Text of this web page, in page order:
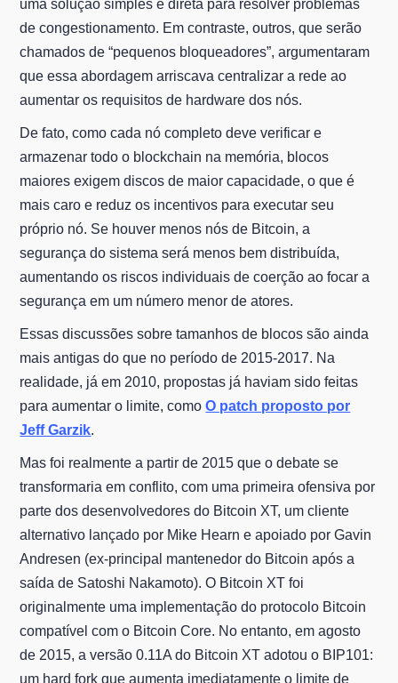
uma solução simples e direta para resolver problemas
de congestionamento. Em contraste, outros, que serão
chamados de “pequenos bloqueadores”, argumentaram
que essa abordagem arriscava centralizar a rede ao
aumentar os requisitos de hardware dos nós.
De fato, como cada nó completo deve verificar e
armazenar todo o blockchain na memória, blocos
maiores exigem discos de maior capacidade, o que é
mais caro e reduz os incentivos para executar seu
próprio nó. Se houver menos nós de Bitcoin, a
segurança do sistema será menos bem distribuída,
aumentando os riscos individuais de coerção ao focar a
segurança em um número menor de atores.
Essas discussões sobre tamanhos de blocos são ainda
mais antigas do que no período de 2015-2017. Na
realidade, já em 2010, propostas já haviam sido feitas
para aumentar o limite, comoO patch proposto por
Jeff Garzik.
Mas foi realmente a partir de 2015 que o debate se
transformaria em conflito, com uma primeira ofensiva por
parte dos desenvolvedores do Bitcoin XT, um cliente
alternativo lançado por Mike Hearn e apoiado por Gavin
Andresen (ex-principal mantenedor do Bitcoin após a
saída de Satoshi Nakamoto). O Bitcoin XT foi
originalmente uma implementação do protocolo Bitcoin
compatível com o Bitcoin Core. No entanto, em agosto
de 2015, a versão 0.11A do Bitcoin XT adotou o BIP101:
um hard fork que aumenta imediatamente o limite de